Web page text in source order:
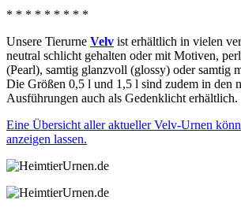
* * * * * * * * *
Unsere Tierurne Velv ist erhältlich in vielen
neutral schlicht gehalten oder mit Motiven,
(Pearl), samtig glanzvoll (glossy) oder samtig
Die Größen 0,5 l und 1,5 l sind zudem in den
Ausführungen auch als Gedenklicht erhältlich.
Eine Übersicht aller aktueller Velv-Urnen
anzeigen lassen.